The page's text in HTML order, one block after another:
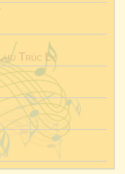
Lưu Trúc Ly